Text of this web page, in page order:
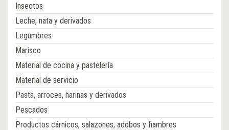
Insectos
Leche, nata y derivados
Legumbres
Marisco
Material de cocina y pastelería
Material de servicio
Pasta, arroces, harinas y derivados
Pescados
Productos cárnicos, salazones, adobos y fiambres